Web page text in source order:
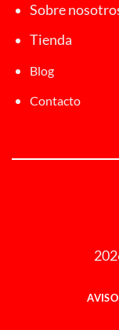
Sobre
Tienda
Blog
Contacto
AVISO